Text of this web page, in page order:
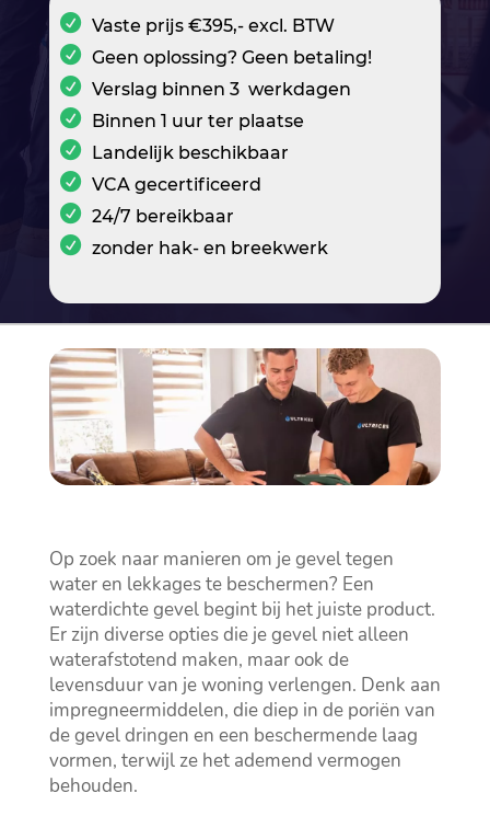
Vaste prijs €395,- excl. BTW
Geen oplossing? Geen betaling!
Verslag binnen 3 werkdagen
Binnen 1 uur ter plaatse
Landelijk beschikbaar
VCA gecertificeerd
24/7 bereikbaar
zonder hak- en breekwerk
Op zoek naar manieren om je gevel tegen
water en lekkages te beschermen? Een
waterdichte gevel begint bij het juiste product.​
Er zijn diverse opties die je gevel niet alleen
waterafstotend maken, maar ook de
levensduur van je woning verlengen.​ Denk aan
impregneermiddelen, die diep in de poriën van
de gevel dringen en een beschermende laag
vormen, terwijl ze het ademend vermogen
behouden.​